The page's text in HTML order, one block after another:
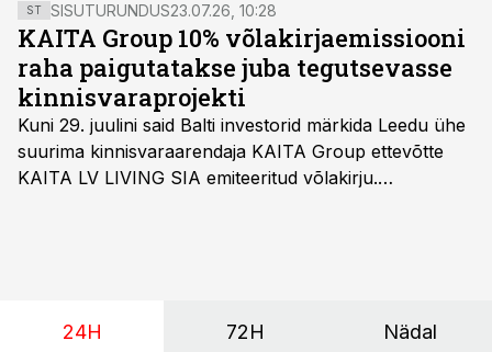
ST SISUTURUNDUS23.07.26, 10:28
KAITA Group 10% võlakirjaemissiooni
raha paigutatakse juba tegutsevasse
kinnisvaraprojekti
Kuni 29. juulini said Balti investorid märkida Leedu ühe
suurima kinnisvaraarendaja KAITA Group ettevõtte
KAITA LV LIVING SIA emiteeritud võlakirju.
24H 72H Nädal